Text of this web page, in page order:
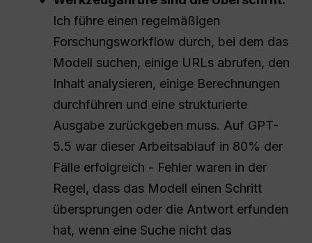
Ich führe einen regelmäßigen
Forschungsworkflow durch, bei dem das
Modell suchen, einige URLs abrufen, den
Inhalt analysieren, einige Berechnungen
durchführen und eine strukturierte
Ausgabe zurückgeben muss. Auf GPT-
5.5 war dieser Arbeitsablauf in 80% der
Fälle erfolgreich - Fehler waren in der
Regel, dass das Modell einen Schritt
übersprungen oder die Antwort erfunden
hat, wenn eine Suche nicht das